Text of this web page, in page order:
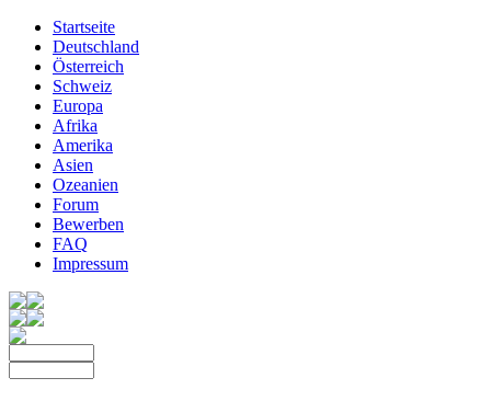
Startseite
Deutschland
Österreich
Schweiz
Europa
Afrika
Amerika
Asien
Ozeanien
Forum
Bewerben
FAQ
Impressum